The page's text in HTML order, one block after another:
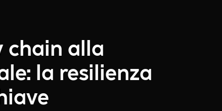
chain alla
la resilienza